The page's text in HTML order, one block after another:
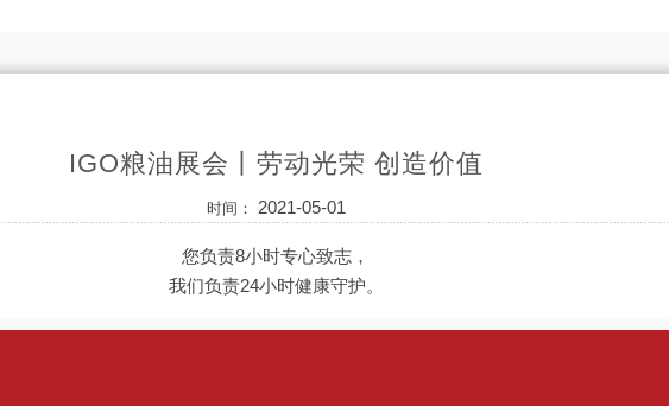
IGO粮油展会丨劳动光荣 创造价值
时间： 2021-05-01
您负责8小时专心致志，
我们负责24小时健康守护。